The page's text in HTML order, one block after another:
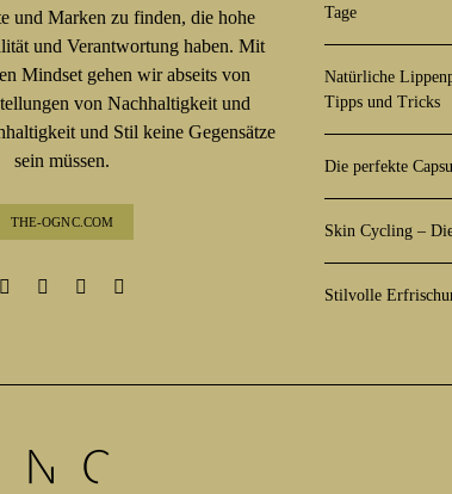
und Marken zu finden, die hohe
und Verantwortung haben. Mit
Mindset gehen wir abseits von
von Nachhaltigkeit und
und Stil keine Gegensätze
sein müssen.
THE-OGNC.COM
Tage
Natürliche
Tipps und Tricks
Die perfekte
Skin Cycling –
Stilvolle